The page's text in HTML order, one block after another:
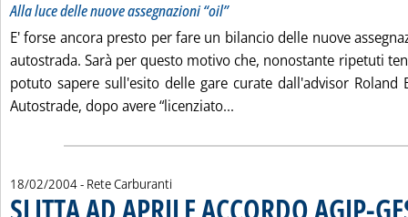
Alla luce delle nuove assegnazioni “oil”
E' forse ancora presto per fare un bilancio delle nuove
autostrada. Sarà per questo motivo che, nonostante ripetuti
potuto sapere sull'esito delle gare curate dall'advisor Roland
Autostrade, dopo avere “licenziato...
18/02/2004- Rete Carburanti